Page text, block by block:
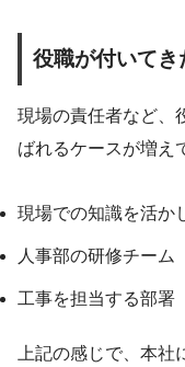
役職が付いて
現場の責任者など、
ばれるケースが増え
現場での知識を活か
人事部の研修チーム
工事を担当する部署
上記の感じで、本